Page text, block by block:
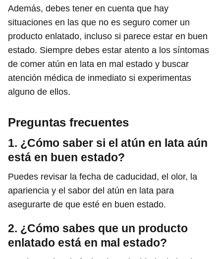
Además, debes tener en cuenta que hay
situaciones en las que no es seguro comer un
producto enlatado, incluso si parece estar en buen
estado. Siempre debes estar atento a los síntomas
de comer atún en lata en mal estado y buscar
atención médica de inmediato si experimentas
alguno de ellos.
Preguntas frecuentes
1. ¿Cómo saber si el atún en lata aún
está en buen estado?
Puedes revisar la fecha de caducidad, el olor, la
apariencia y el sabor del atún en lata para
asegurarte de que esté en buen estado.
2. ¿Cómo sabes que un producto
enlatado está en mal estado?